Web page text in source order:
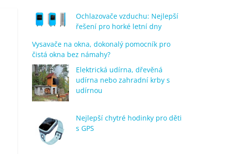
Ochlazovače vzduchu: Nejlepší
řešení pro horké letní dny
Vysavače na okna, dokonalý pomocník pro
čistá okna bez námahy?
Elektrická udírna, dřevěná
udírna nebo zahradní krby s
udírnou
Nejlepší chytré hodinky pro děti
s GPS